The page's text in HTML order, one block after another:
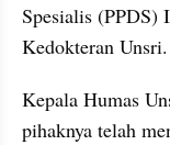
Spesialis (PPDS)
Kedokteran Unsri.
Kepala Humas
pihaknya telah